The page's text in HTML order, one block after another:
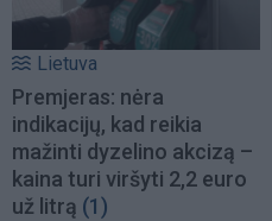
Lietuva
Premjeras: nėra
indikacijų, kad reikia
mažinti dyzelino akcizą –
kaina turi viršyti 2,2 euro
už litrą (1)